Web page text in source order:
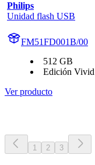
Philips
Unidad flash USB
FM51FD001B/00
512 GB
Edición
Ver producto
1 2 3